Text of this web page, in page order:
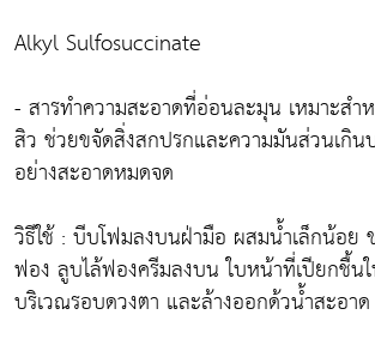
Alkyl Sulfosuccinate
- สารทำความสะอาดที่อ่อนละมุน เหมาะส
สิว ช่วยขจัดสิ่งสกปรกและความมันส่วนเกิน
อย่างสะอาดหมดจด
วิธีใช้ : บีบโฟมลงบนฝ่ามือ ผสมน้ำเล็กน้อย
ฟอง ลูบไล้ฟองครีมลงบน ใบหน้าที่เปียกชื้น
บริเวณรอบดวงตา และล้างออกด้วน้ำสะอาด